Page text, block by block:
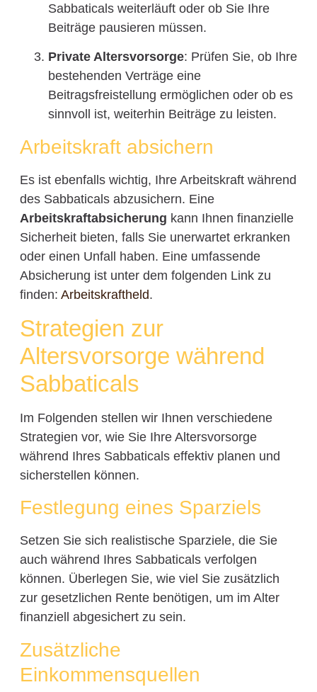
Sabbaticals weiterläuft oder ob Sie Ihre
Beiträge pausieren müssen.
Private Altersvorsorge: Prüfen Sie, ob Ihre
bestehenden Verträge eine
Beitragsfreistellung ermöglichen oder ob es
sinnvoll ist, weiterhin Beiträge zu leisten.
Arbeitskraft absichern
Es ist ebenfalls wichtig, Ihre Arbeitskraft während
des Sabbaticals abzusichern. Eine
Arbeitskraftabsicherung kann Ihnen finanzielle
Sicherheit bieten, falls Sie unerwartet erkranken
oder einen Unfall haben. Eine umfassende
Absicherung ist unter dem folgenden Link zu
finden: Arbeitskraftheld.
Strategien zur
Altersvorsorge während
Sabbaticals
Im Folgenden stellen wir Ihnen verschiedene
Strategien vor, wie Sie Ihre Altersvorsorge
während Ihres Sabbaticals effektiv planen und
sicherstellen können.
Festlegung eines Sparziels
Setzen Sie sich realistische Sparziele, die Sie
auch während Ihres Sabbaticals verfolgen
können. Überlegen Sie, wie viel Sie zusätzlich
zur gesetzlichen Rente benötigen, um im Alter
finanziell abgesichert zu sein.
Zusätzliche
Einkommensquellen